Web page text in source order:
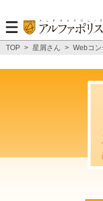
TOP > 星屑さん > Webコン